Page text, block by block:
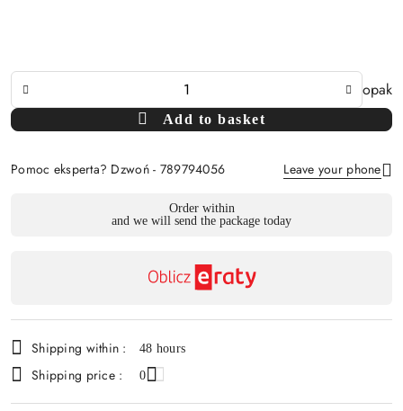
opak
Add to basket
Pomoc eksperta? Dzwoń - 789794056 Leave your phone
Order within
and we will send the package today
Shipping within : 48 hours
Shipping price : 0